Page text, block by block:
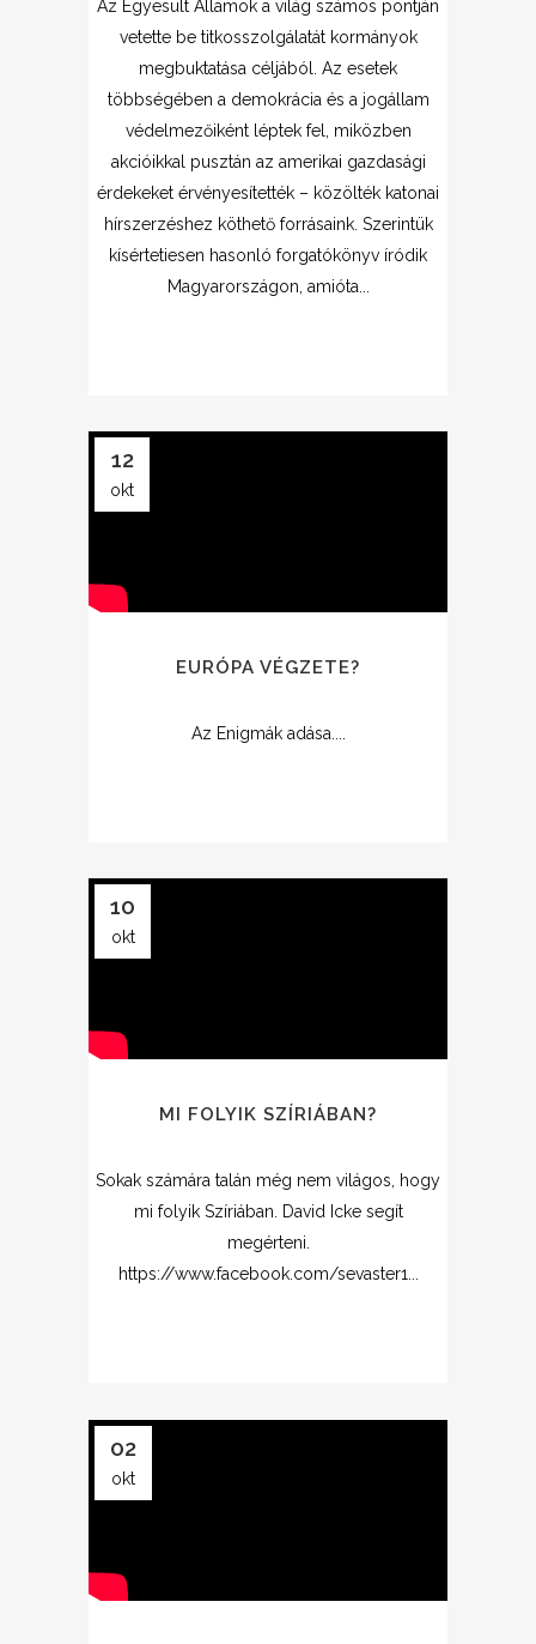
Az Egyesült Államok a világ számos pontján
vetette be titkosszolgálatát kormányok
megbuktatása céljából. Az esetek
többségében a demokrácia és a jogállam
védelmezőiként léptek fel, miközben
akcióikkal pusztán az amerikai gazdasági
érdekeket érvényesítették – közölték katonai
hírszerzéshez köthető forrásaink. Szerintük
kísértetiesen hasonló forgatókönyv íródik
Magyarországon, amióta...
12
okt
EURÓPA VÉGZETE?
Az Enigmák adása....
10
okt
MI FOLYIK SZÍRIÁBAN?
Sokak számára talán még nem világos, hogy
mi folyik Szíriában. David Icke segít
megérteni.
https://www.facebook.com/sevaster1...
02
okt